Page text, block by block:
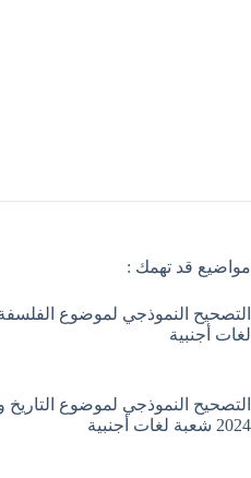
مواضيع قد تهمك :
لغات أجنبية
التصحيح النموذجي لموضوع التاريخ و
2024 شعبة لغات أجنبية